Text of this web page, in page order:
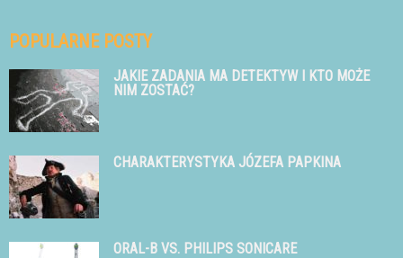
POPULARNE POSTY
JAKIE ZADANIA MA DETEKTYW I KTO MOŻE
NIM ZOSTAĆ?
CHARAKTERYSTYKA JÓZEFA PAPKINA
ORAL-B VS. PHILIPS SONICARE